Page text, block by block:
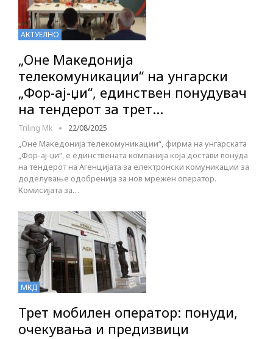
АКТУЕЛНО
„Оне Македонија
телекомуникации“ на унгарски
„Фор-ај-џи“, единствен понудувач
на тендерот за трет…
Triling Mk 22/08/2025
„Оне Македонија телекомуникации“, фирма на унгарската
„Фор-ај-џи“, е единствената компанија која достави понуда
на тендерот на Агенцијата за електронски комуникации за
доделување одобренија за нов мрежен оператор.
Комисијата за…
МКД
Трет мобилен оператор: понуди,
очекувања и предизвици